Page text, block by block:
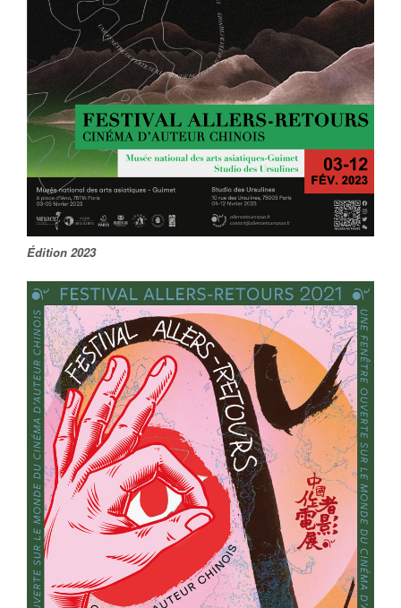
Édition 2023